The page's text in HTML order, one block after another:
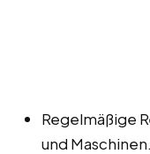
Regelmäßige
und Maschinen.